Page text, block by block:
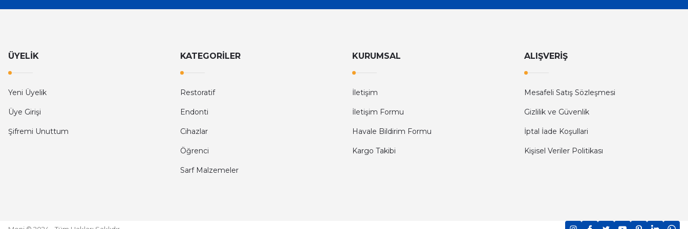
ÜYELİK
Yeni Üyelik
Üye Girişi
Şifremi Unuttum
KATEGORİLER
Restoratif
Endonti
Cihazlar
Öğrenci
Sarf Malzemeler
KURUMSAL
İletişim
İletişim Formu
Havale Bildirim Formu
Kargo Takibi
ALIŞVERİŞ
Mesafeli Satış Sözleşmesi
Gizlilik ve Güvenlik
İptal İade Koşullari
Kişisel Veriler Politikası